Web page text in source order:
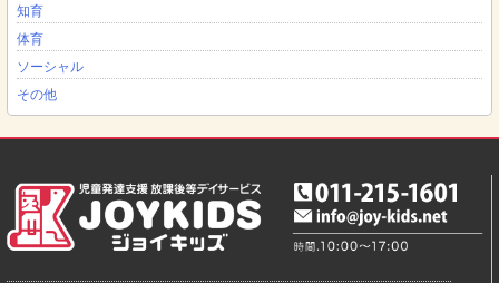
知育
体育
ソーシャル
その他